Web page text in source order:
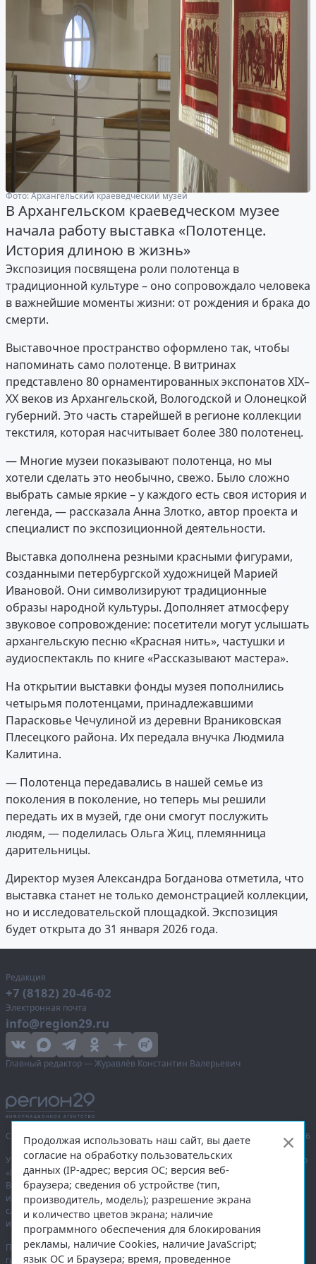
Фото: Архангельский краеведческий музей
В Архангельском краеведческом музее
начала работу выставка «Полотенце.
История длиною в жизнь»
Экспозиция посвящена роли полотенца в
традиционной культуре – оно сопровождало человека
в важнейшие моменты жизни: от рождения и брака до
смерти.
Выставочное пространство оформлено так, чтобы
напоминать само полотенце. В витринах
представлено 80 орнаментированных экспонатов XIX–
XX веков из Архангельской, Вологодской и Олонецкой
губерний. Это часть старейшей в регионе коллекции
текстиля, которая насчитывает более 380 полотенец.
— Многие музеи показывают полотенца, но мы
хотели сделать это необычно, свежо. Было сложно
выбрать самые яркие – у каждого есть своя история и
легенда, — рассказала Анна Злотко, автор проекта и
специалист по экспозиционной деятельности.
Выставка дополнена резными красными фигурами,
созданными петербургской художницей Марией
Ивановой. Они символизируют традиционные
образы народной культуры. Дополняет атмосферу
звуковое сопровождение: посетители могут услышать
архангельскую песню «Красная нить», частушки и
аудиоспектакль по книге «Рассказывают мастера».
На открытии выставки фонды музея пополнились
четырьмя полотенцами, принадлежавшими
Парасковье Чечулиной из деревни Враниковская
Плесецкого района. Их передала внучка Людмила
Калитина.
— Полотенца передавались в нашей семье из
поколения в поколение, но теперь мы решили
передать их в музей, где они смогут послужить
людям, — поделилась Ольга Жиц, племянница
дарительницы.
Директор музея Александра Богданова отметила, что
выставка станет не только демонстрацией коллекции,
но и исследовательской площадкой. Экспозиция
будет открыта до 31 января 2026 года.
Редакция
+7 (8182) 20-46-02
Электронная почта
info@region29.ru
Главный редактор — Журавлёв Константин Валерьевич
Сетевое издание «Информационное агентство Регион 29»,
© 2016–2026
Учредитель — общество с ограниченной ответственностью «Агентство
«Правда Севера».
Выписка из реестра зарегистрированных средств массовой
информации:ЭЛ № ФС 77-74226от 09.11.2018 выдано Федеральной
службой по надзору в сфере связи, информационных технологий
и массовых коммуникаций (Роскомнадзор).
При полном или частичном использовании любых материалов
гиперссылка на region29.ruобязательна. Копирование материалов без
Продолжая использовать наш сайт, вы даете
согласие на обработку пользовательских
данных (IP-адрес; версия ОС; версия веб-
браузера; сведения об устройстве (тип,
производитель, модель); разрешение экрана
и количество цветов экрана; наличие
программного обеспечения для блокирования
рекламы, наличие Cookies, наличие JavaScript;
язык ОС и Браузера; время, проведенное